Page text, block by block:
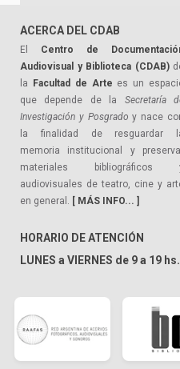
ACERCA DEL CDAB
El Centro de
Audiovisual y Biblioteca (CDAB)
la
Facultad de Arte es un
que depende de la Secretaría
Investigación y Posgrado y nace
la finalidad de resguardar
memoria institucional y
materiales bibliográficos
audiovisuales de teatro, cine y
en general. [ MÁS INFO... ]
HORARIO DE ATENCIÓN
LUNES a VIERNES de 9 a 19 hs.